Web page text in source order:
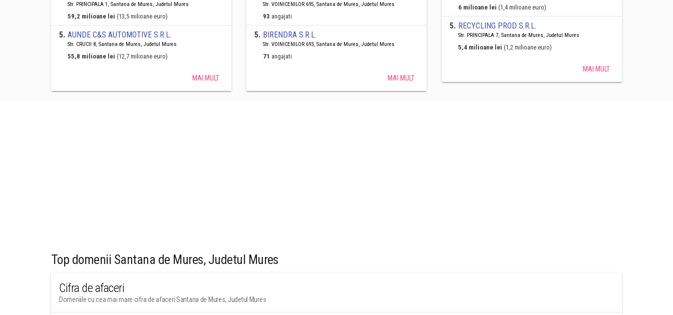
Str. PRINCIPALA 1, Santana de Mures, Judetul Mures
59,2 milioane lei (13,5 milioane euro)
5. AUNDE C&S AUTOMOTIVE S.R.L.
Str. CRUCII 8, Santana de Mures, Judetul Mures
55,8 milioane lei (12,7 milioane euro)
MAI MULT
Str. VOINICENILOR 695, Santana de Mures, Judetul Mures
93 angajati
5. BIRENDRA S.R.L.
Str. VOINICENILOR 693, Santana de Mures, Judetul Mures
71 angajati
MAI MULT
6 milioane lei (1,4 milioane euro)
5. RECYCLING PROD S.R.L.
Str. PRINCIPALA 7, Santana de Mures, Judetul Mures
5,4 milioane lei (1,2 milioane euro)
MAI MULT
Top domenii Santana de Mures, Judetul Mures
Cifra de afaceri
Domeniile cu cea mai mare cifra de afaceri Santana de Mures, Judetul Mures